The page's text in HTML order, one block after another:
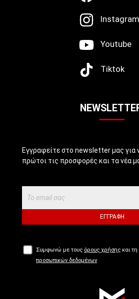
Instagram
Youtube
Tiktok
Εγγραφείτε στο newsletter μας για
πρώτοι τις προσφορές και τα νέα
ΕΓΓΡΑΦΉ
Συμφωνώ με τους όρους χρήσης και τη
προσωπικών δεδομένων